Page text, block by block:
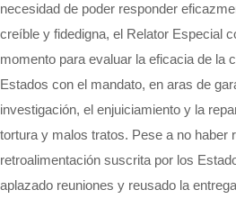
necesidad de poder responder
creíble y fidedigna, el Relator Especial
momento para evaluar la eficacia de la
Estados con el mandato, en aras de
investigación, el enjuiciamiento y la
tortura y malos tratos. Pese a no haber
retroalimentación suscrita por los
aplazado reuniones y reusado la